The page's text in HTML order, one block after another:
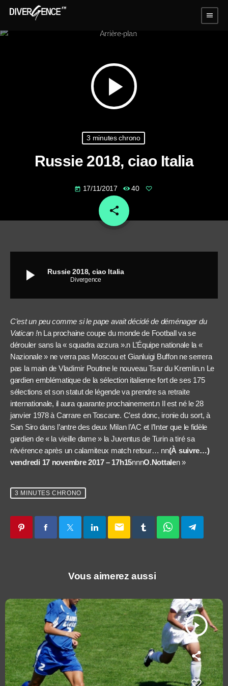
menu
play_arrow
3 minutes chrono
Russie 2018, ciao Italia
today 17/11/2017 40
share
email
play_arrow Russie 2018, ciao Italia
Divergence
C’est un peu comme si le pape avait décidé de déménager du
Vatican !n La prochaine coupe du monde de Football va se
dérouler sans la « squadra azzura ».n L’Équipe nationale la «
Nazionale » ne verra pas Moscou et Gianluigi Buffon ne serrera
pas la main de Vladimir Poutine le nouveau Tsar du Kremlin.n Le
gardien emblématique de la sélection italienne fort de ses 175
sélections et son statut de légende va prendre sa retraite
internationale, il aura quarante prochainement.n Il est né le 28
janvier 1978 à Carrare en Toscane. C’est donc, ironie du sort, à
San Siro dans l’antre des deux Milan l’AC et l’Inter que le fidèle
gardien de « la vieille dame » la Juventus de Turin a tiré sa
révérence après un calamiteux match retour… nn(À suivre…)
vendredi 17 novembre 2017 – 17h15nnnO.Nottalen »
3 MINUTES CHRONO
email
Vous aimerez aussi
play_arrow